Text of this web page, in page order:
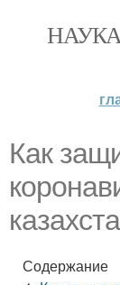
Как
Содержание